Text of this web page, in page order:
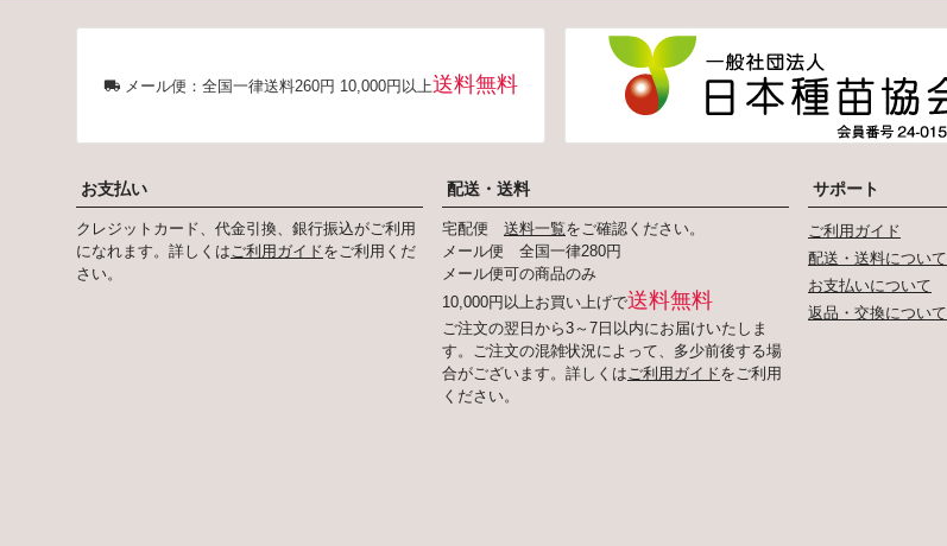
メール便：全国一律送料260円 10,000円以上送料無料
お支払い
クレジットカード、代金引換、銀行振込がご利用
になれます。詳しくは ご利用ガイドをご利用くだ
さい。
配送・送料
宅配便 送料一覧をご確認ください。
メール便 全国一律280円
メール便可の商品のみ
10,000円以上お買い上げで送料無料
ご注文の翌日から3～7日以内にお届けいたしま
す。ご注文の混雑状況によって、多少前後する場
合がございます。詳しくは ご利用ガイドをご利用
ください。
サポート
ご利用ガイド
配送・送料について
お支払いについて
返品・交換について